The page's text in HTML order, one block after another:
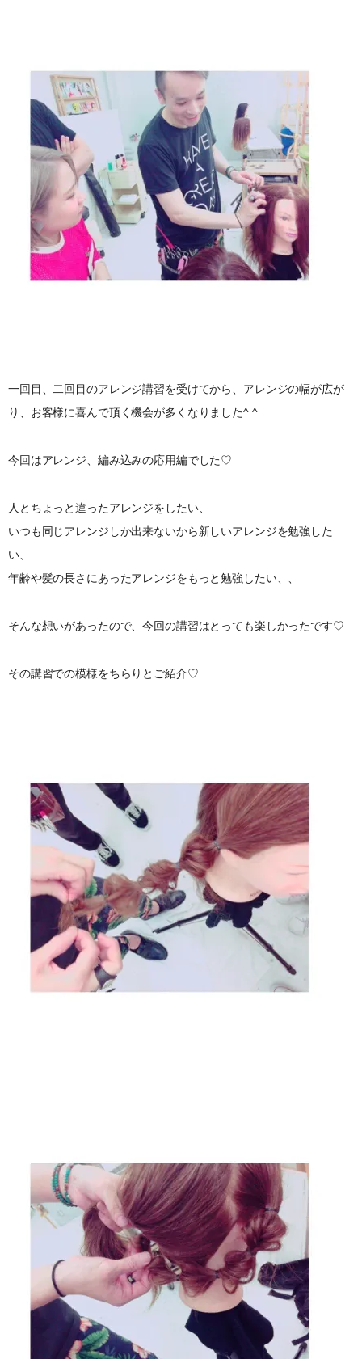
一回目、二回目のアレンジ講習を受けてから、アレンジの幅が広が
り、お客様に喜んで頂く機会が多くなりました^ ^
今回はアレンジ、編み込みの応用編でした♡
人とちょっと違ったアレンジをしたい、
いつも同じアレンジしか出来ないから新しいアレンジを勉強した
い、
年齢や髪の長さにあったアレンジをもっと勉強したい、、
そんな想いがあったので、今回の講習はとっても楽しかったです♡
その講習での模様をちらりとご紹介♡